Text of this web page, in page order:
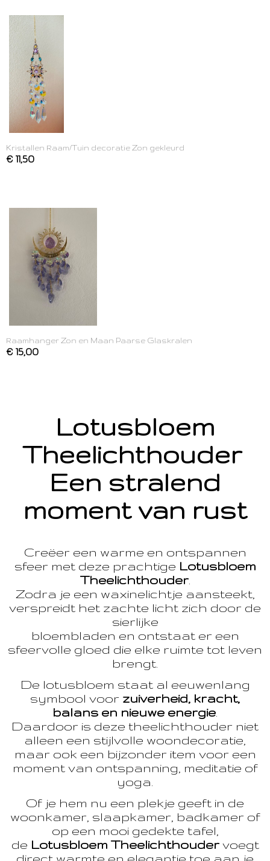
Kristallen Raam/Tuin decoratie Zon gekleurd
€ 11,50
Raamhanger Zon en Maan Paarse Glaskralen
€ 15,00
Lotusbloem
Theelichthouder
Een stralend
moment van rust
Creëer een warme en ontspannen
sfeer met deze prachtige Lotusbloem
Theelichthouder.
Zodra je een waxinelichtje aansteekt,
verspreidt het zachte licht zich door de
sierlijke
bloembladen en ontstaat er een
sfeervolle gloed die elke ruimte tot leven
brengt.
De lotusbloem staat al eeuwenlang
symbool voor zuiverheid, kracht,
balans en nieuwe energie
Daardoor is deze theelichthouder niet
alleen een stijlvolle woondecoratie,
maar ook een bijzonder item voor een
moment van ontspanning, meditatie of
yoga.
Of je hem nu een plekje geeft in de
woonkamer, slaapkamer, badkamer of
op een mooi gedekte tafel,
de Lotusbloem Theelichthoudervoegt